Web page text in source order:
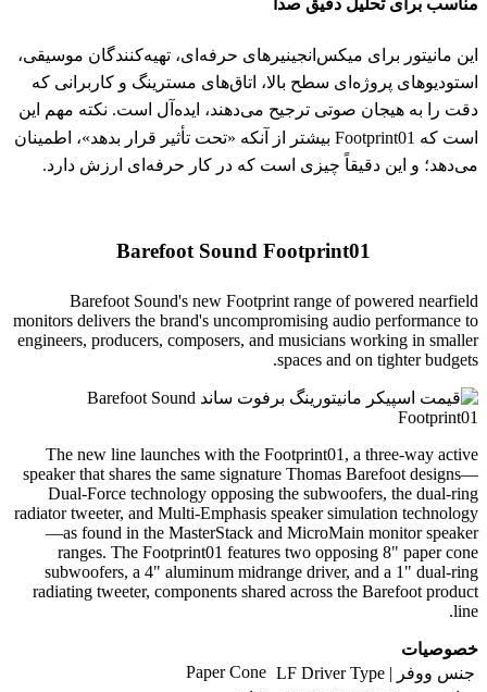
مناسب برای تحلیل دقیق صدا
این مانیتور برای میکس‌انجینیرهای حرفه‌ای، تهیه‌کنندگان موسیقی،
استودیوهای پروژه‌ای سطح بالا، اتاق‌های مسترینگ و کاربرانی که
دقت را به هیجان صوتی ترجیح می‌دهند، ایده‌آل است. نکته مهم این
است که Footprint01 بیشتر از آنکه «تحت تأثیر قرار بدهد»، اطمینان
می‌دهد؛ و این دقیقاً چیزی است که در کار حرفه‌ای ارزش دارد.
Barefoot Sound Footprint01
Barefoot Sound's new Footprint range of powered nearfield
monitors delivers the brand's uncompromising audio performance to
engineers, producers, composers, and musicians working in smaller
spaces and on tighter budgets.
The new line launches with the Footprint01, a three-way active
speaker that shares the same signature Thomas Barefoot designs—
Dual-Force technology opposing the subwoofers, the dual-ring
radiator tweeter, and Multi-Emphasis speaker simulation technology
—as found in the MasterStack and MicroMain monitor speaker
ranges. The Footprint01 features two opposing 8" paper cone
subwoofers, a 4" aluminum midrange driver, and a 1" dual-ring
radiating tweeter, components shared across the Barefoot product
line.
خصوصیات
جنس ووفر | LF Driver Type
Paper Cone